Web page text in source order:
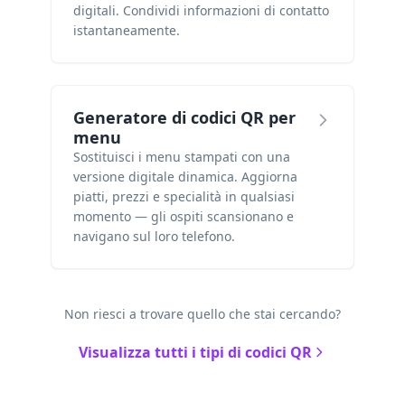
digitali. Condividi informazioni di contatto
istantaneamente.
Generatore di codici QR per
menu
Sostituisci i menu stampati con una
versione digitale dinamica. Aggiorna
piatti, prezzi e specialità in qualsiasi
momento — gli ospiti scansionano e
navigano sul loro telefono.
Non riesci a trovare quello che stai cercando?
Visualizza tutti i tipi di codici QR